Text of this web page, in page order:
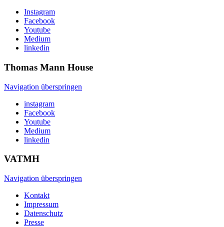
Instagram
Facebook
Youtube
Medium
linkedin
Thomas Mann House
Navigation überspringen
instagram
Facebook
Youtube
Medium
linkedin
VATMH
Navigation überspringen
Kontakt
Impressum
Datenschutz
Presse